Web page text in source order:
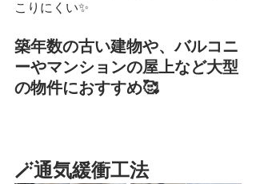
こりにくい✨
築年数の古い建物や、バルコニ
ーやマンションの屋上など大型
の物件におすすめ🥰
🪄通気緩衝工法